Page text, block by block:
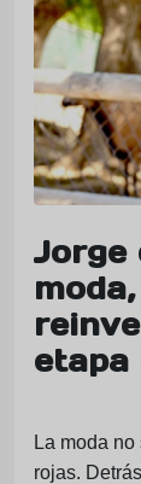
Jorge
etapa
La moda
rojas.